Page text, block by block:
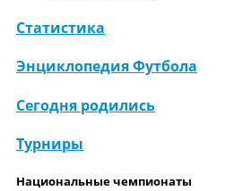
Статистика
Энциклопедия Футбола
Сегодня родились
Турниры
Национальные чемпионаты